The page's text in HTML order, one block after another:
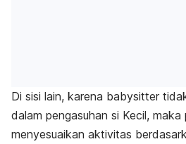
Di sisi lain, karena babysitter
dalam pengasuhan si Kecil,
menyesuaikan aktivitas